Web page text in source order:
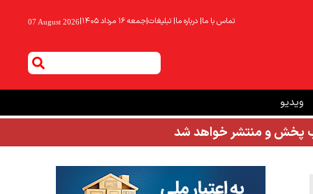
تماس با ما| درباره ما| تبلیغات|جمعه ۱۶ مرداد ۱۴۰۵ |
07 August 2026
ویدیو
پخش و منتشر خواهد شد